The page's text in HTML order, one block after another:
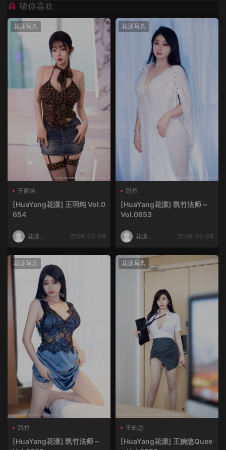
猜你喜欢
花漾写真
王雨纯
[HuaYang花漾] 王羽纯 Vol.0
654
花漾
2026-02-08
花漾写真
凯竹
[HuaYang花漾] 凯竹法师～
Vol.0653
花漾
2026-02-08
花漾写真
凯竹
[HuaYang花漾] 凯竹法师～
花漾写真
王婉悠
[HuaYang花漾] 王婉悠Quee